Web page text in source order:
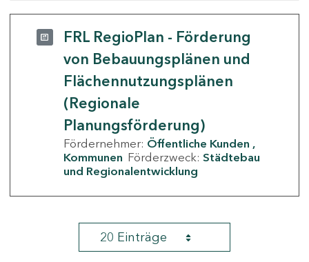
FRL RegioPlan - Förderung
von Bebauungsplänen und
Flächennutzungsplänen
(Regionale
Planungsförderung)
Fördernehmer: Öffentliche Kunden
Kommunen Förderzweck: Städtebau
und Regionalentwicklung
20 Einträge